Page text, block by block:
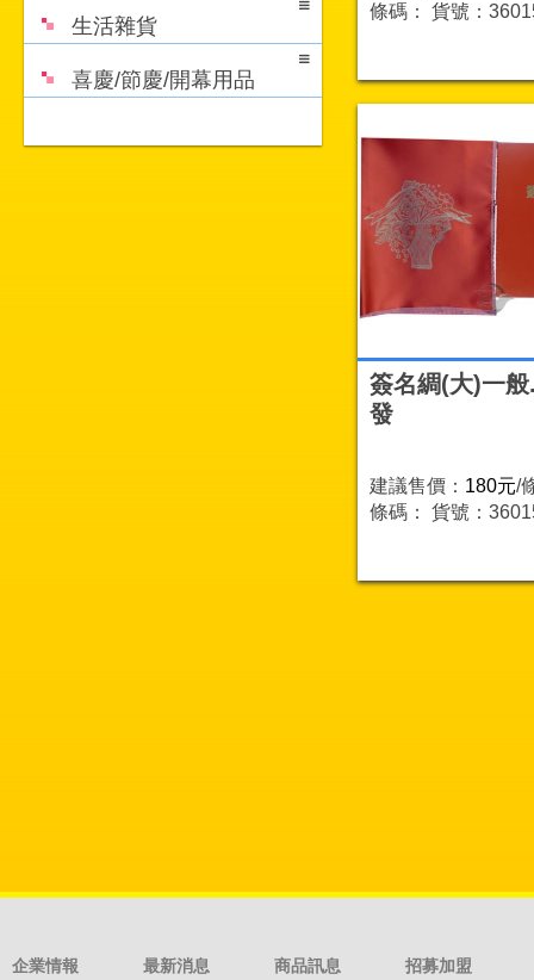
生活雜貨
喜慶/節慶/開幕用品
條碼：
貨號：
簽名綢(大)一
發
建議售價： 180元/
條碼：
貨號：
企業情報 最新消息 商品訊息 招募加盟